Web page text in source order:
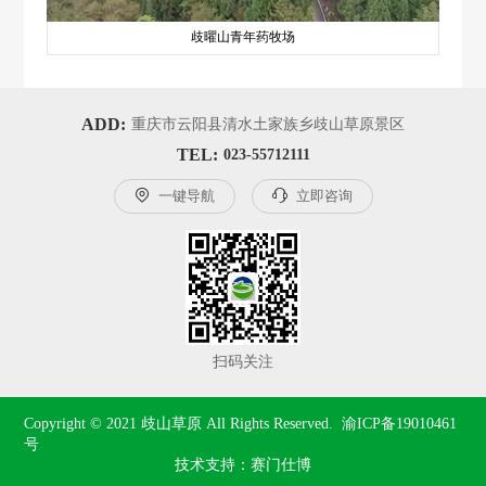
歧曜山青年药牧场
ADD: 重庆市云阳县清水土家族乡歧山草原景区
TEL: 023-55712111
 一键导航  立即咨询
扫码关注
Copyright © 2021 歧山草原 All Rights Reserved. 渝ICP备19010461
号
技术支持：赛门仕博